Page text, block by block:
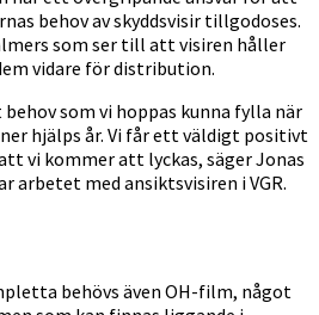
behov av skyddsvisir tillgodoses.
som ser till att visiren håller
vidare för distribution.
som vi hoppas kunna fylla när
hjälps år. Vi får ett väldigt positivt
vi kommer att lyckas, säger Jonas
arbetet med ansiktsvisiren i VGR.
behövs även OH-film, något